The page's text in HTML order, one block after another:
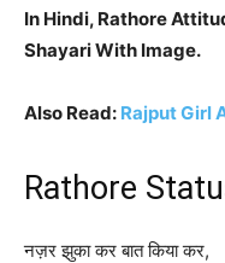
In Hindi, Rathore
Shayari With Image.
Also Read: Rajput Girl
Rathore
नज़र झुका कर बात किया कर,